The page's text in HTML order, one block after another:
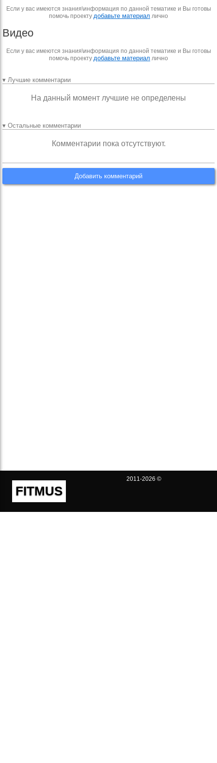
Если у вас имеются знания\информация по данной тематике и Вы готовы
помочь проекту добавьте материал лично
Видео
Если у вас имеются знания\информация по данной тематике и Вы готовы
помочь проекту добавьте материал лично
▾ Лучшие комментарии
На данный момент лучшие не определены
▾ Остальные комментарии
Комментарии пока отсутствуют.
Добавить комментарий
FITMUS
2011-2026 ©